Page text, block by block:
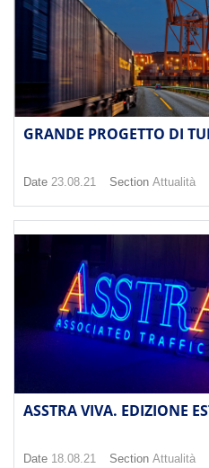
GRANDE PROGETTO DI
Date 23.08.21 Section Attualità
ASSTRA VIVA. EDIZIONE
Date 18.08.21 Section Attualità